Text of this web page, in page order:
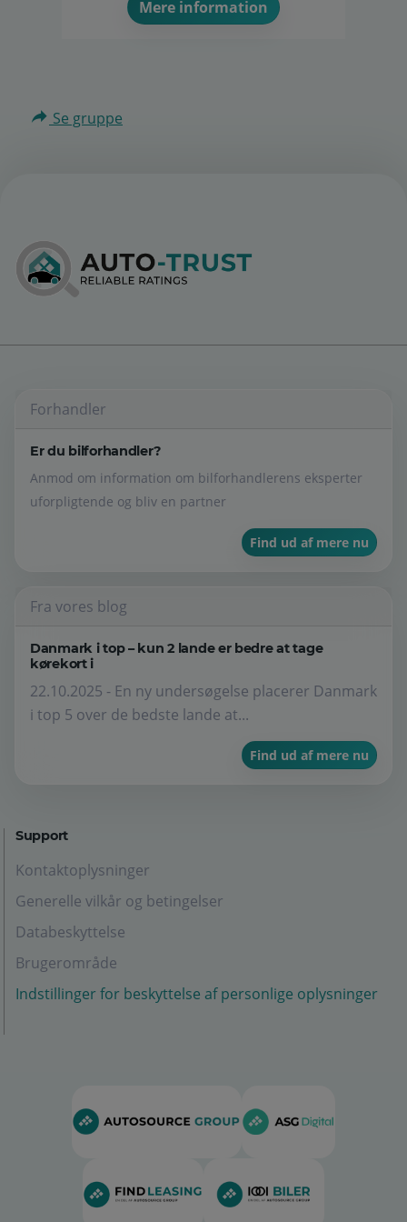
Mere information
Se gruppe
Forhandler
Er du bilforhandler?
Anmod om information om bilforhandlerens eksperter
uforpligtende og bliv en partner
Find ud af mere nu
Fra vores blog
Danmark i top – kun 2 lande er bedre at tage
kørekort i
22.10.2025 - En ny undersøgelse placerer Danmark
i top 5 over de bedste lande at...
Find ud af mere nu
Support
Kontaktoplysninger
Generelle vilkår og betingelser
Databeskyttelse
Brugerområde
Indstillinger for beskyttelse af personlige oplysninger